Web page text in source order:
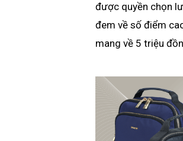
được quyền chọn
đem về số điểm
mang về 5 triệu